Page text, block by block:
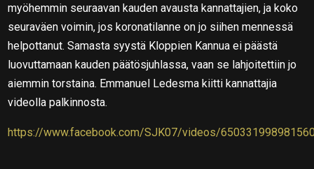
myöhemmin seuraavan kauden avausta kannattajien, ja koko
seuraväen voimin, jos koronatilanne on jo siihen mennessä
helpottanut. Samasta syystä Kloppien Kannua ei päästä
luovuttamaan kauden päätösjuhlassa, vaan se lahjoitettiin jo
aiemmin torstaina. Emmanuel Ledesma kiitti kannattajia
videolla palkinnosta.
https://www.facebook.com/SJK07/videos/